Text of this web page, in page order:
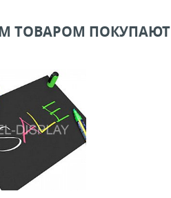
ТОВАРОМ ПОКУПАЮТ